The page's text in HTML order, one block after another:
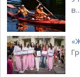
в...